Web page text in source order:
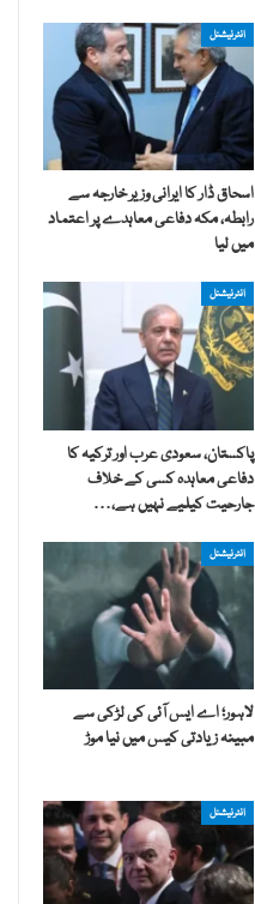
انٹرنیشنل
اسحاق ڈار کا ایرانی وزیر خارجہ سے
رابطہ، مکہ دفاعی معاہدے پر اعتماد
میں لیا
انٹرنیشنل
پاکستان، سعودی عرب اور ترکیہ کا
دفاعی معاہدہ کسی کے خلاف
جارحیت کیلیے نہیں ہے،…
انٹرنیشنل
لاہور؛ اے ایس آئی کی لڑکی سے
مبینہ زیادتی کیس میں نیا موڑ
انٹرنیشنل